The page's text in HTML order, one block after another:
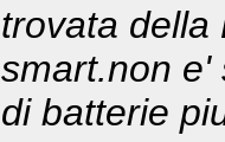
trovata della
smart.non e'
di batterie